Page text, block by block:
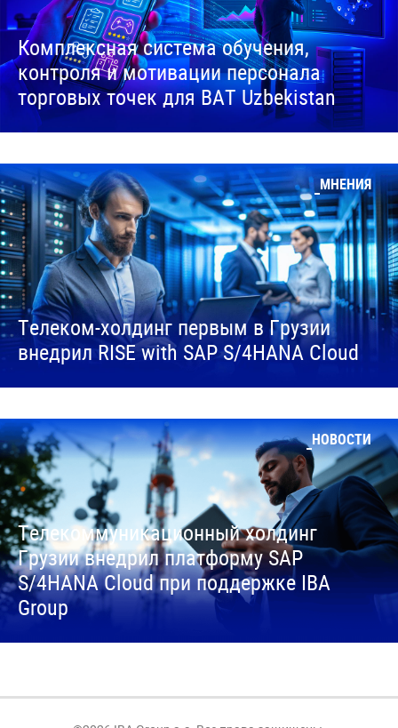
Комплексная система обучения,
контроля и мотивации персонала
торговых точек для BAT Uzbekistan
МНЕНИЯ
Телеком-холдинг первым в Грузии
внедрил RISE with SAP S/4HANA Cloud
НОВОСТИ
Телекоммуникационный холдинг
Грузии внедрил платформу SAP
S/4HANA Cloud при поддержке IBA
Group